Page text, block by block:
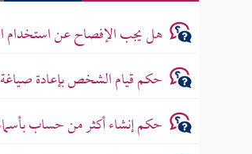
هل يجب الإفصاح عن استخدام
حكم قيام الشخص بإعادة صياغة
حكم إنشاء أكثر من حساب